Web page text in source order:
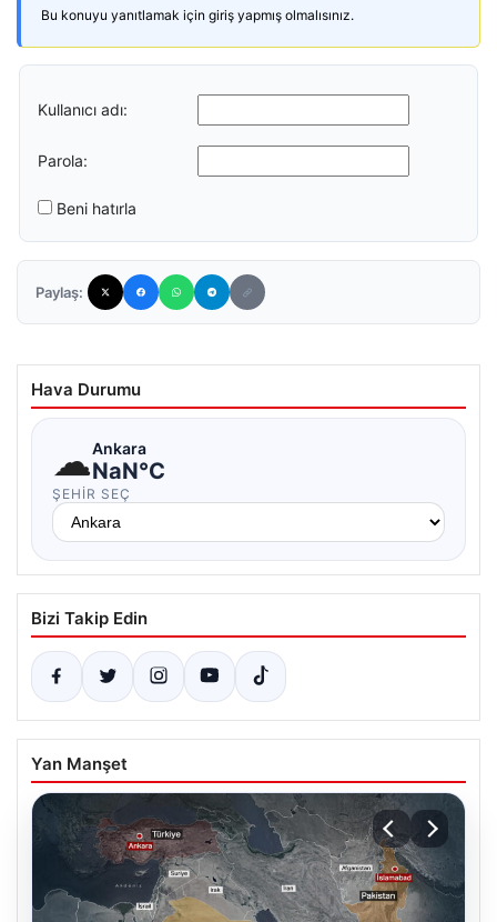
Bu konuyu yanıtlamak için giriş yapmış olmalısınız.
Kullanıcı adı:
Parola:
Beni hatırla
Paylaş:
Hava Durumu
☁Ankara
NaN°C
ŞEHIR SEÇ
Bizi Takip Edin
Yan Manşet